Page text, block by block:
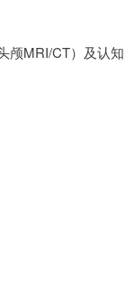
颅MRI/CT）及认知